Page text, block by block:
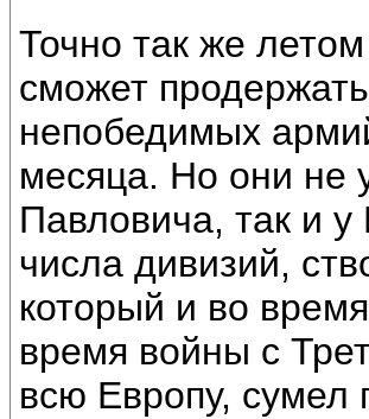
Точно так же
сможет
непобедимых
месяца. Но они не
Павловича, так и
числа дивизий,
который и во
время войны с
всю Европу, сумел